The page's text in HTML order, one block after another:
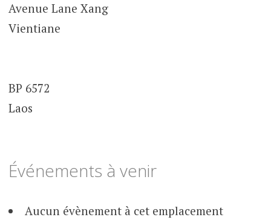
Avenue Lane Xang
Vientiane
BP 6572
Laos
Événements à venir
Aucun évènement à cet emplacement